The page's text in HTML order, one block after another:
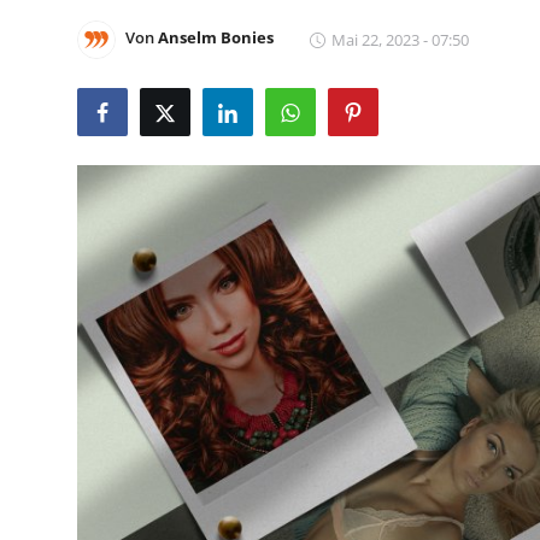
VonAnselm Bonies Mai 22, 2023 - 07:50